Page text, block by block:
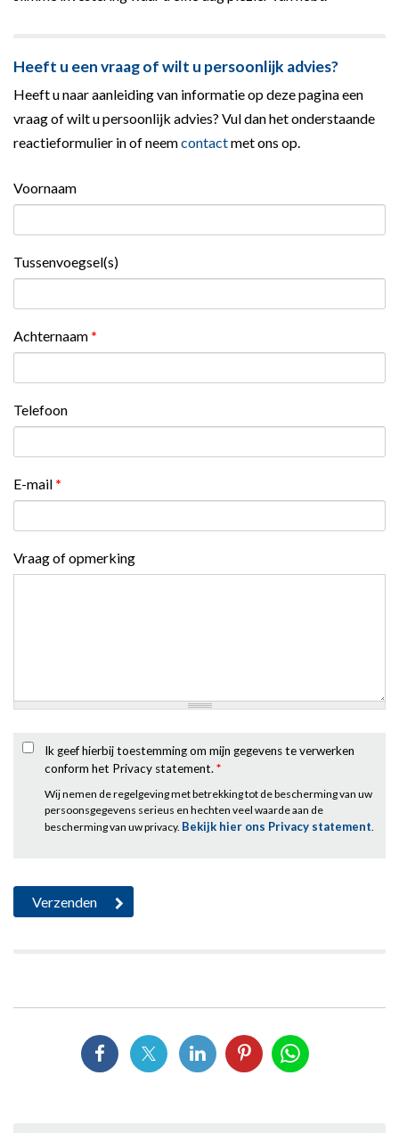
Heeft u een vraag of wilt u persoonlijk advies?
Heeft u naar aanleiding van informatie op deze pagina een
vraag of wilt u persoonlijk advies? Vul dan het onderstaande
reactieformulier in of neemcontactmet ons op.
Voornaam
Tussenvoegsel(s)
Achternaam *
Telefoon
E-mail *
Vraag of opmerking
Ik geef hierbij toestemming om mijn gegevens te verwerken
conform het Privacy statement.*
Wij nemen de regelgeving met betrekking tot de bescherming van uw
persoonsgegevens serieus en hechten veel waarde aan de
bescherming van uw privacy. Bekijk hier ons Privacy statement.